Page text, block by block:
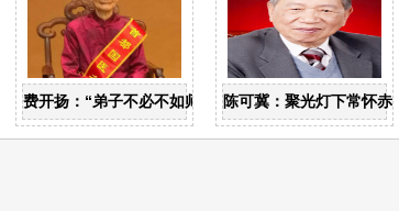
费开扬：“弟子不必不如师” 陈可冀：聚光灯下常怀赤